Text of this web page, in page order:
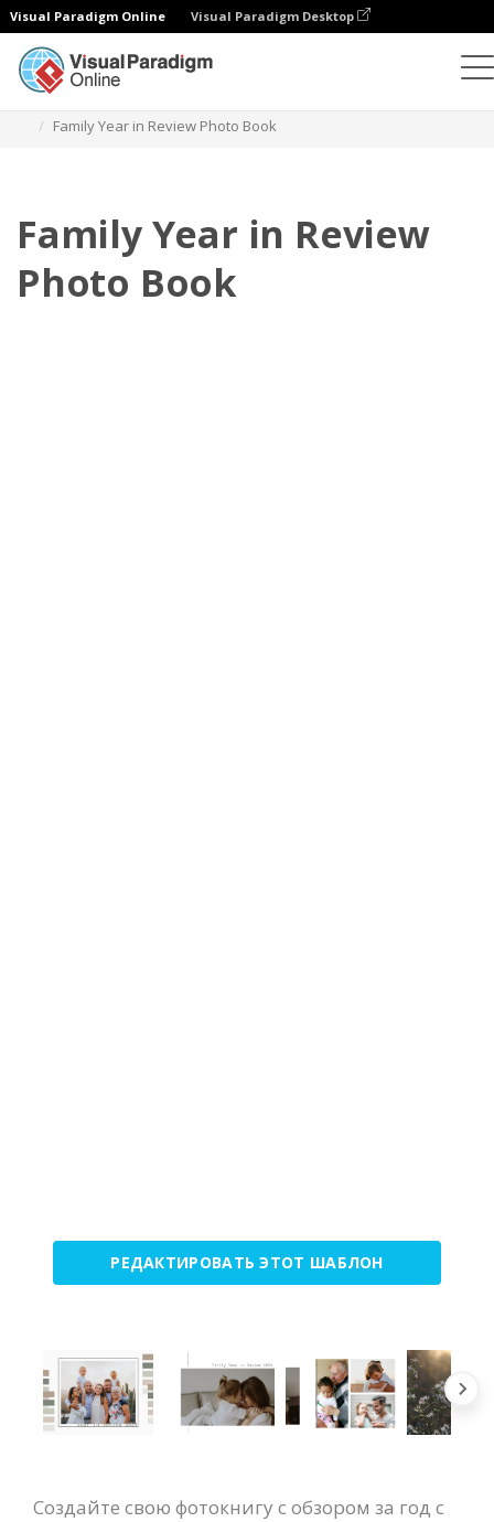
Visual Paradigm Online Visual Paradigm Desktop
Family Year in Review Photo Book
Family Year in Review
Photo Book
РЕДАКТИРОВАТЬ ЭТОТ ШАБЛОН
Создайте свою фотокнигу с обзором за год с